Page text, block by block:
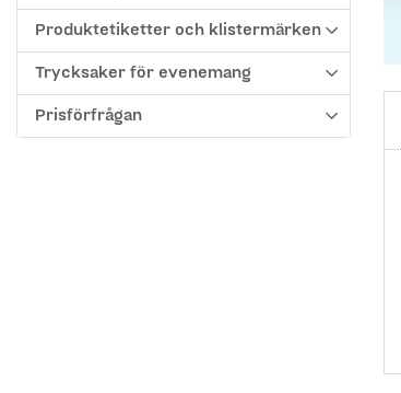
Produktetiketter och klistermärken
Trycksaker för evenemang
Prisförfrågan